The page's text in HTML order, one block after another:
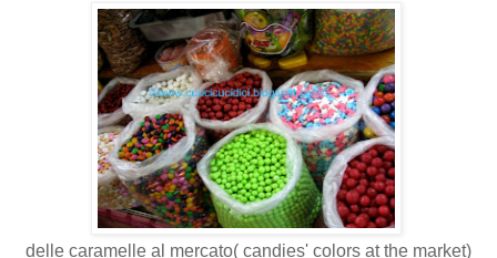
delle caramelle al mercato( candies' colors at the market)